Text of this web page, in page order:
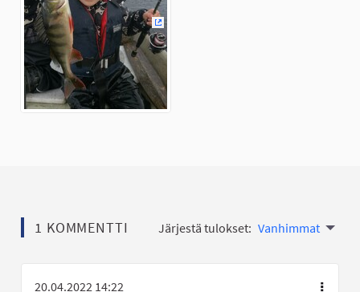
(Ulkoinen linkki)
1 KOMMENTTI Järjestä tulokset: Vanhimmat
20.04.2022 14:22